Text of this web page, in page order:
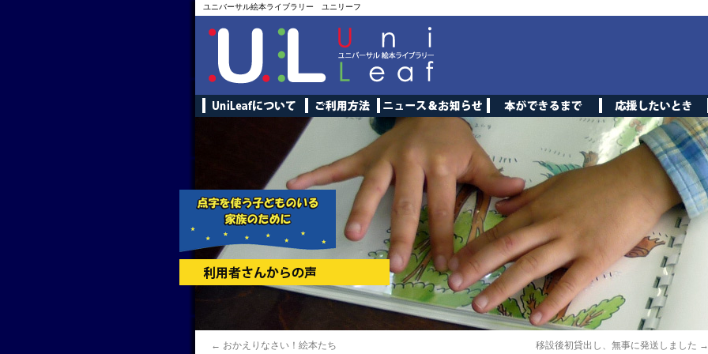
ユニバーサル絵本ライブラリー ユニリーフ
← おかえりなさい！絵本たち 移設後初貸出し、無事に発送しました →